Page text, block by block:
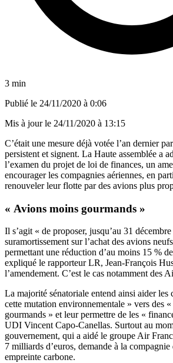
3 min
Publié le 24/11/2020 à 0:06
Mis à jour le 24/11/2020 à 13:15
C’était une mesure déjà votée l’an dernierpar
persistent et signent. La Haute assemblée a
l’examen du projet de loi de finances, un
encourager les compagnies aériennes, en
renouveler leur flotte par des avions plus
« Avions moins gourmands »
Il s’agit « de proposer, jusqu’au 31
suramortissement sur l’achat des avions
permettant une réduction d’au moins 15 %
expliqué le rapporteur LR, Jean-François
l’amendement. C’est le cas notamment des
La majorité sénatoriale entend ainsi aider les
cette mutation environnementale » vers des
gourmands » et leur permettre de les «
UDI Vincent Capo-Canellas. Surtout au
gouvernement, qui a aidé le groupe Air
7 milliards d’euros, demande à la compagnie
empreinte carbone.